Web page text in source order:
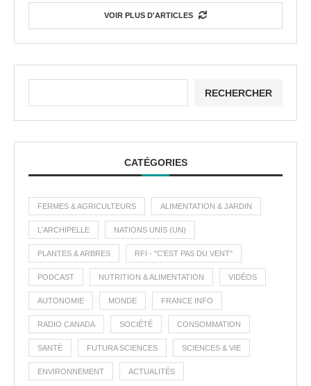
VOIR PLUS D'ARTICLES
RECHERCHER
CATÉGORIES
FERMES & AGRICULTEURS ALIMENTATION & JARDIN
L'ARCHIPELLE NATIONS UNIS (UN)
PLANTES & ARBRES RFI - "C'EST PAS DU VENT"
PODCAST NUTRITION & ALIMENTATION VIDÉOS
AUTONOMIE MONDE FRANCE INFO
RADIO CANADA SOCIÉTÉ CONSOMMATION
SANTÉ FUTURA SCIENCES SCIENCES & VIE
ENVIRONNEMENT ACTUALITÉS